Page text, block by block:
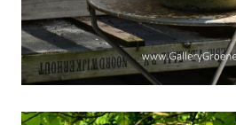
Verlangen-